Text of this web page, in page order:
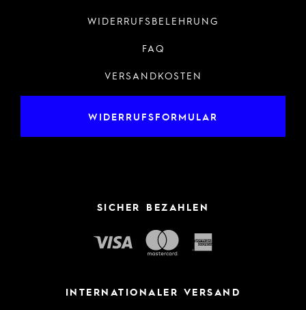
WIDERRUFSBELEHRUNG
FAQ
VERSANDKOSTEN
WIDERRUFSFORMULAR
SICHER BEZAHLEN
INTERNATIONALER VERSAND